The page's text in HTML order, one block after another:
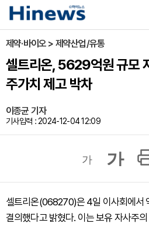
제약·바이오 > 제약산업/유통
셀트리온, 5629억원 규모
주가치 제고 박차
이종균 기자
기사입력 : 2024-12-04 12:09
가 가
셀트리온(068270)은 4일 이사회에서
결의했다고 밝혔다. 이는 보유 자사주